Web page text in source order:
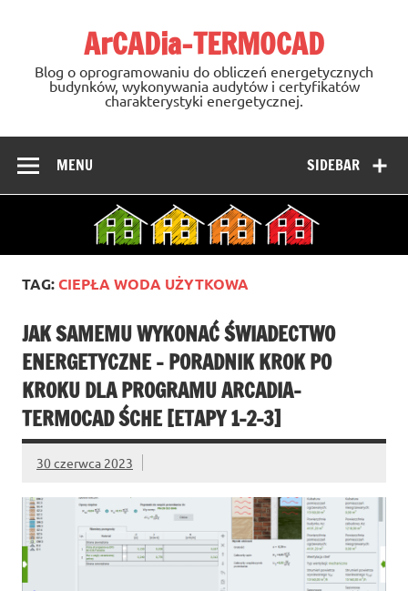
ArCADia-TERMOCAD
Blog o oprogramowaniu do obliczeń energetycznych
budynków, wykonywania audytów i certyfikatów
charakterystyki energetycznej.
SIDEBAR
MENU
TAG:CIEPŁA WODA UŻYTKOWA
JAK SAMEMU WYKONAĆ ŚWIADECTWO
ENERGETYCZNE – PORADNIK KROK PO
KROKU DLA PROGRAMU ARCADIA-
TERMOCAD ŚCHE [ETAPY 1-2-3]
30 czerwca 2023